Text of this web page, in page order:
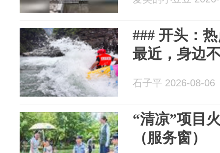
### 开头：
最近，身边
石子平 2026-08-06
“清凉”项目
（服务窗）